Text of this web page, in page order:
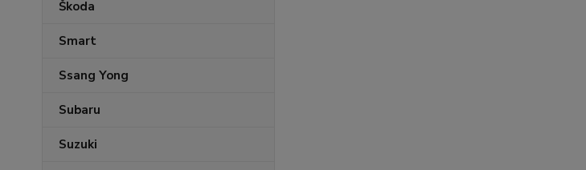
Škoda
Smart
Ssang Yong
Subaru
Suzuki